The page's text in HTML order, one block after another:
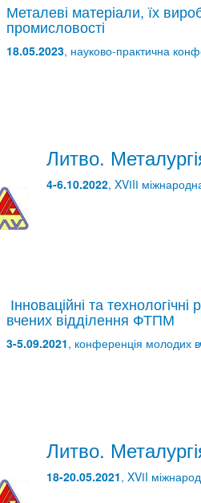
Металеві матеріали, їх
промисловості
18.05.2023, науково-практична
Литво.
4-6.10.2022, XVІIІ
Інноваційні та
вчених відділення ФТПМ
3-5.09.2021, конференція молодих
Литво.
18-20.05.2021, XVІI